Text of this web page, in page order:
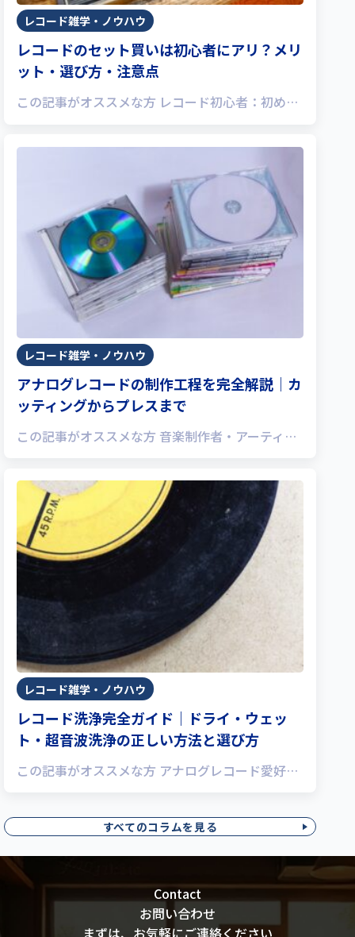
レコード雑学・ノウハウ
レコードのセット買いは初心者にアリ？メリ
ット・選び方・注意点
この記事がオススメな方 レコード初心者：初め…
レコード雑学・ノウハウ
アナログレコードの制作工程を完全解説｜カ
ッティングからプレスまで
この記事がオススメな方 音楽制作者・アーティ…
レコード雑学・ノウハウ
レコード洗浄完全ガイド｜ドライ・ウェッ
ト・超音波洗浄の正しい方法と選び方
この記事がオススメな方 アナログレコード愛好…
すべてのコラムを見る
Contact
お問い合わせ
まずは、お気軽にご連絡ください